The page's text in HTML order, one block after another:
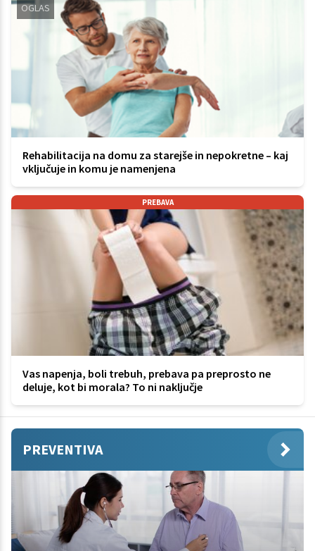
OGLAS
Rehabilitacija na domu za starejše in nepokretne – kaj
vključuje in komu je namenjena
PREBAVA
Vas napenja, boli trebuh, prebava pa preprosto ne
deluje, kot bi morala? To ni naključje
PREVENTIVA